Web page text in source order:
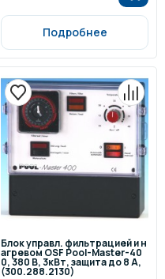
Подробнее
Блок управл. фильтрацией и н
агревом OSF Pool-Master-40
0, 380 В, 3кВт, защита до 8 А,
(300.288.2130)